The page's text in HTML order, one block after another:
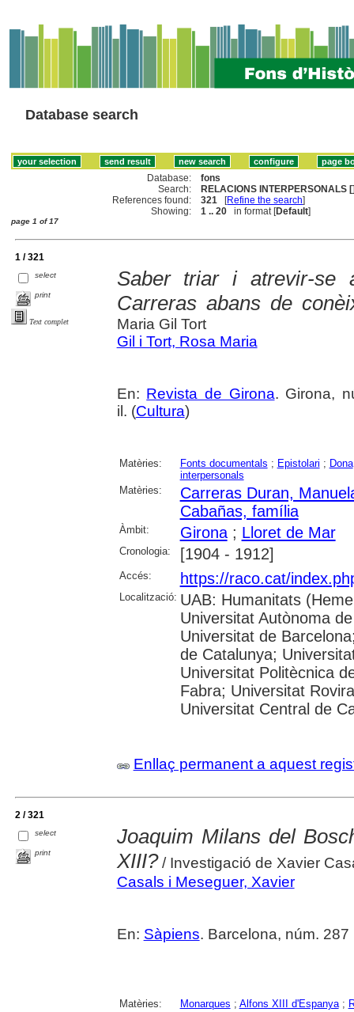
Database search
Database:
fons
Search:
RELACIONS INTERPERSONALS
References found:
321 [Refine the search]
Showing:
1 .. 20 in format [Default]
page 1 of 17
1 / 321
select
print
Text complet
Saber triar i atrevir-se
Carreras abans de
Maria Gil Tort
Gil i Tort, Rosa Maria
En: Revista de Girona. Girona,
il. (Cultura)
Matèries: Fonts documentals ; Epistolari ; Dona
interpersonals
Matèries:
Carreras Duran,
Cabañas, família
Àmbit: Girona; Lloret de Mar
Cronologia: [1904 - 1912]
Accés: https://raco.cat/
Localització: UAB: Humanitats
Universitat Autònoma
Universitat de
de Catalunya;
Universitat Politècnica
Fabra; Universitat
Universitat Central de
Enllaç permanent a aquest
2 / 321
select
print
Joaquim Milans del
XIII?/ Investigació de Xavier
Casals i Meseguer, Xavier
En: Sàpiens. Barcelona, núm.
Matèries: Monarques ; Alfons XIII d'Espanya;